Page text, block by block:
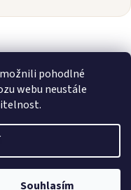
pohodlné
webu neustále
Souhlasím
se, sčítáme vám
práva vyhrazena.Upravit